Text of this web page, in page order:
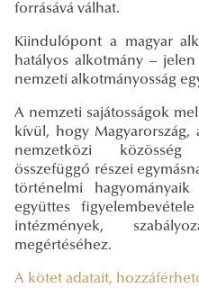
forrásává válhat.
Kiindulópont a magyar
hatályos alkotmány –
nemzeti alkotmányosság
A nemzeti sajátosságok
kívül, hogy Magyarország,
nemzetközi közösség
összefüggő részei
történelmi
együttes
intézmények,
megértéséhez.
A kötet adatait,